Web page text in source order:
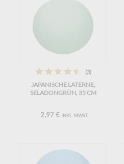
(3)
JAPANISCHE LATERNE,
SELADONGRÜN, 35 CM
2,97 € INKL. MWST.